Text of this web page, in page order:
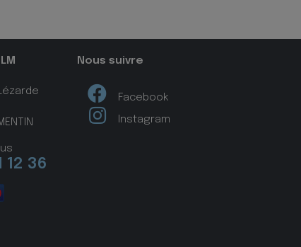
12 36
Nous suivre
Facebook
Instagram